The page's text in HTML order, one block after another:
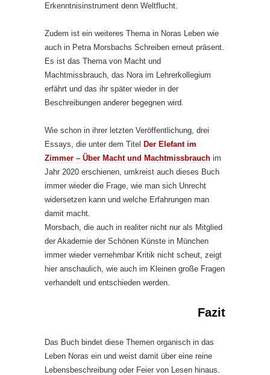
Erkenntnisinstrument denn Weltflucht.
Zudem ist ein weiteres Thema in Noras Leben wie
auch in Petra Morsbachs Schreiben erneut präsent.
Es ist das Thema von Macht und
Machtmissbrauch, das Nora im Lehrerkollegium
erfährt und das ihr später wieder in der
Beschreibungen anderer begegnen wird.
Wie schon in ihrer letzten Veröffentlichung, drei
Essays, die unter dem Titel Der Elefant im
Zimmer – Über Macht und Machtmissbrauch im
Jahr 2020 erschienen, umkreist auch dieses Buch
immer wieder die Frage, wie man sich Unrecht
widersetzen kann und welche Erfahrungen man
damit macht.
Morsbach, die auch in realiter nicht nur als Mitglied
der Akademie der Schönen Künste in München
immer wieder vernehmbar Kritik nicht scheut, zeigt
hier anschaulich, wie auch im Kleinen große Fragen
verhandelt und entschieden werden.
Fazit
Das Buch bindet diese Themen organisch in das
Leben Noras ein und weist damit über eine reine
Lebensbeschreibung oder Feier von Lesen hinaus.